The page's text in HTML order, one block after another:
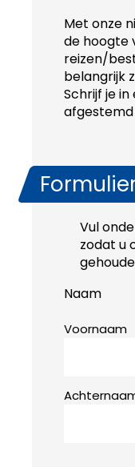
Met onze
de hoogte
reizen/
belangrijk
Schrijf je
afgestemd
Vul
zodat u
Naam
Voornaam